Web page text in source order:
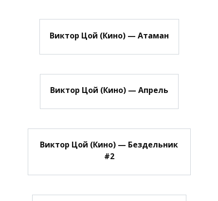
Виктор Цой (Кино) — Атаман
Виктор Цой (Кино) — Апрель
Виктор Цой (Кино) — Бездельник
#2